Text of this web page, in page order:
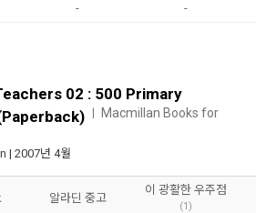
- -
02 : 500 Primary
Macmillan Books for
| 2007년 4월
알라딘 중고
이 광활한 우주점
(1)